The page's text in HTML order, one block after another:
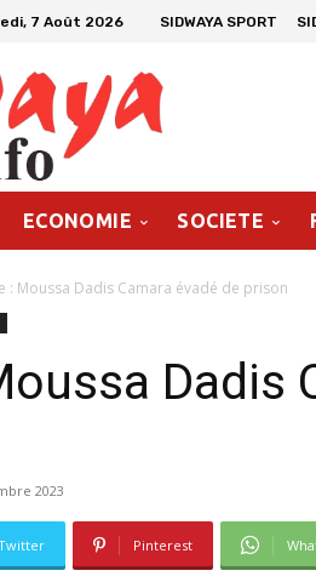
7 Août 2026 SIDWAYA SPORT
ECONOMIE SOCIETE
: Moussa Dadis Camara évadé de prison
Dadis
2023
Pinterest